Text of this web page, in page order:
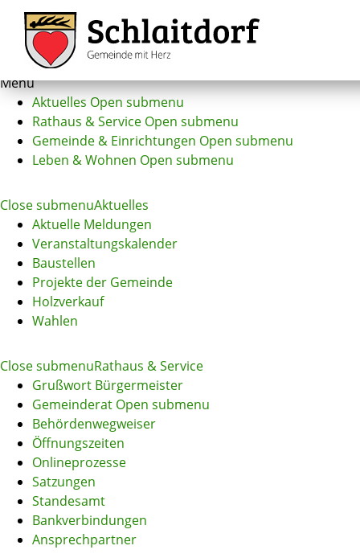
Menu
Aktuelles Open submenu
Rathaus & Service Open submenu
Gemeinde & Einrichtungen Open submenu
Leben & Wohnen Open submenu
Close submenuAktuelles
Aktuelle Meldungen
Veranstaltungskalender
Baustellen
Projekte der Gemeinde
Holzverkauf
Wahlen
Close submenuRathaus & Service
Grußwort Bürgermeister
Gemeinderat Open submenu
Behördenwegweiser
Öffnungszeiten
Onlineprozesse
Satzungen
Standesamt
Bankverbindungen
Ansprechpartner